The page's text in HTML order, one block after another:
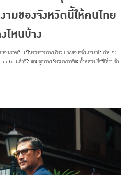
มของจังหวัดนี้ให้คนไทย
ไหนบ้าง
งเราครับ เป็นรายการท่องเที่ยว ช่วงสองครั้งแรกเราไปถ่าย จะ
แล้วก็ไปตามจุดท่องเที่ยวของอาคิตะทั้งหลาย ชื่อซีรีส์ว่า รัก